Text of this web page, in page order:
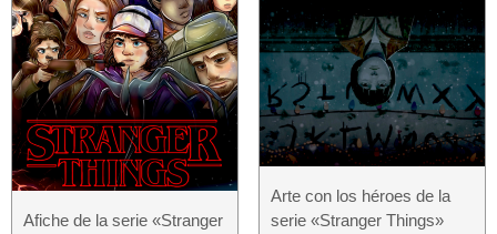
Afiche de la serie «Stranger
Arte con los héroes de la
serie «Stranger Things»